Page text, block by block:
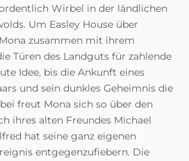
Wirbel in der ländlichen
Um Easley House über
zusammen mit ihrem
Türen des Landguts für zahlende
Idee, bis die Ankunft eines
und sein dunkles Geheimnis die
freut Mona sich so über den
ihres alten Freundes Michael
hat seine ganz eigenen
entgegenzufiebern. Die